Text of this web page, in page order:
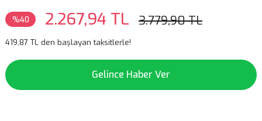
%40 2.267,94 TL 3.779,90 TL
419,87 TL den başlayan taksitlerle!
Gelince Haber Ver